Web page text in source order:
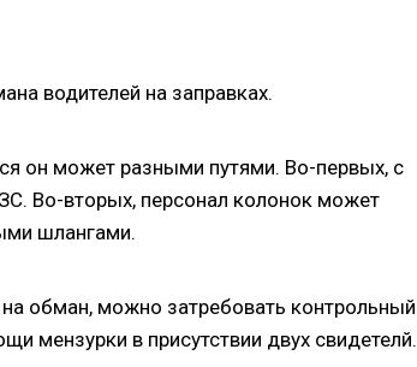
водителей на заправках.
он может разными путями. Во-первых, с
Во-вторых, персонал колонок может
шлангами.
обман, можно затребовать контрольный
мензурки в присутствии двух свидетелй.